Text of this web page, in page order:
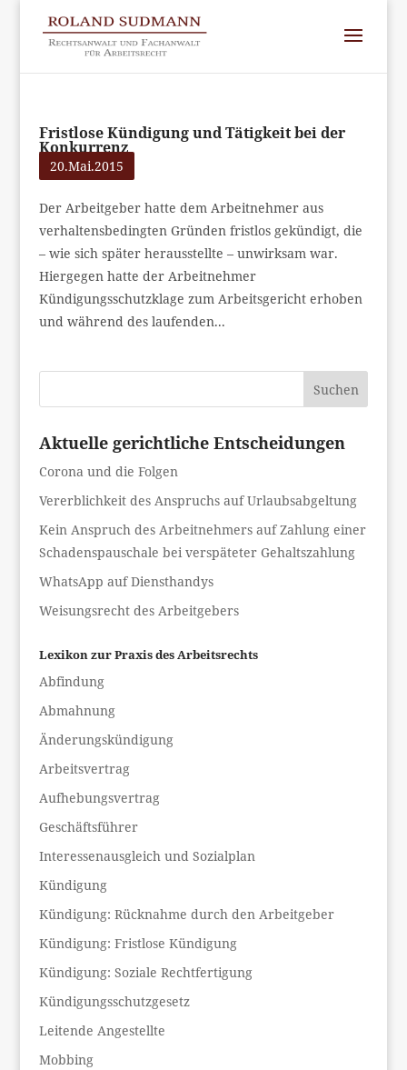
Fristlose Kündigung und Tätigkeit bei der
Konkurrenz
20.Mai.2015
Der Arbeitgeber hatte dem Arbeitnehmer aus
verhaltensbedingten Gründen fristlos gekündigt, die
– wie sich später herausstellte – unwirksam war.
Hiergegen hatte der Arbeitnehmer
Kündigungsschutzklage zum Arbeitsgericht erhoben
und während des laufenden...
Suchen
Aktuelle gerichtliche Entscheidungen
Corona und die Folgen
Vererblichkeit des Anspruchs auf Urlaubsabgeltung
Kein Anspruch des Arbeitnehmers auf Zahlung einer
Schadenspauschale bei verspäteter Gehaltszahlung
WhatsApp auf Diensthandys
Weisungsrecht des Arbeitgebers
Lexikon zur Praxis des Arbeitsrechts
Abfindung
Abmahnung
Änderungskündigung
Arbeitsvertrag
Aufhebungsvertrag
Geschäftsführer
Interessenausgleich und Sozialplan
Kündigung
Kündigung: Rücknahme durch den Arbeitgeber
Kündigung: Fristlose Kündigung
Kündigung: Soziale Rechtfertigung
Kündigungsschutzgesetz
Leitende Angestellte
Mobbing